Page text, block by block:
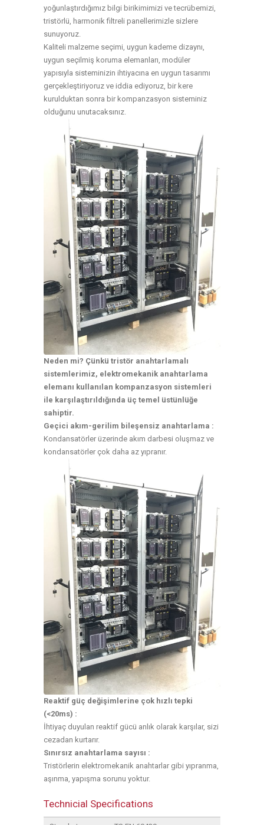
yoğunlaştırdığımız bilgi birikimimizi ve tecrübemizi,
tristörlü, harmonik filtreli panellerimizle sizlere
sunuyoruz.
Kaliteli malzeme seçimi, uygun kademe dizaynı,
uygun seçilmiş koruma elemanları, modüler
yapısıyla sisteminizin ihtiyacına en uygun tasarımı
gerçekleştiriyoruz ve iddia ediyoruz, bir kere
kurulduktan sonra bir kompanzasyon sisteminiz
olduğunu unutacaksınız.
Neden mi? Çünkü tristör anahtarlamalı
sistemlerimiz, elektromekanik anahtarlama
elemanı kullanılan kompanzasyon sistemleri
ile karşılaştırıldığında üç temel üstünlüğe
sahiptir.
Geçici akım-gerilim bileşensiz anahtarlama :
Kondansatörler üzerinde akım darbesi oluşmaz ve
kondansatörler çok daha az yıpranır.
Reaktif güç değişimlerine çok hızlı tepki
(<20ms) :
İhtiyaç duyulan reaktif gücü anlık olarak karşılar, sizi
cezadan kurtarır.
Sınırsız anahtarlama sayısı :
Tristörlerin elektromekanik anahtarlar gibi yıpranma,
aşınma, yapışma sorunu yoktur.
Technicial Specifications